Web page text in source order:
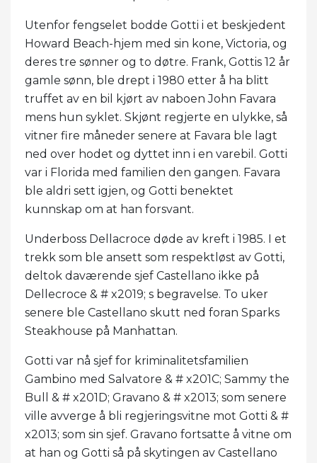
Utenfor fengselet bodde Gotti i et beskjedent
Howard Beach-hjem med sin kone, Victoria, og
deres tre sønner og to døtre. Frank, Gottis 12 år
gamle sønn, ble drept i 1980 etter å ha blitt
truffet av en bil kjørt av naboen John Favara
mens hun syklet. Skjønt regjerte en ulykke, så
vitner fire måneder senere at Favara ble lagt
ned over hodet og dyttet inn i en varebil. Gotti
var i Florida med familien den gangen. Favara
ble aldri sett igjen, og Gotti benektet
kunnskap om at han forsvant.
Underboss Dellacroce døde av kreft i 1985. I et
trekk som ble ansett som respektløst av Gotti,
deltok daværende sjef Castellano ikke på
Dellecroce & # x2019; s begravelse. To uker
senere ble Castellano skutt ned foran Sparks
Steakhouse på Manhattan.
Gotti var nå sjef for kriminalitetsfamilien
Gambino med Salvatore & # x201C; Sammy the
Bull & # x201D; Gravano & # x2013; som senere
ville avverge å bli regjeringsvitne mot Gotti & #
x2013; som sin sjef. Gravano fortsatte å vitne om
at han og Gotti så på skytingen av Castellano